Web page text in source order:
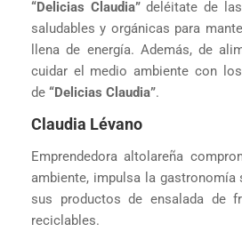
“Delicias Claudia”deléitate de
saludables y orgánicas para
llena de energía. Además, de
cuidar el medio ambiente con
de “Delicias Claudia”.
Claudia Lévano
Emprendedora altolareña
ambiente, impulsa la gastronomía
sus productos de ensalada de
reciclables.